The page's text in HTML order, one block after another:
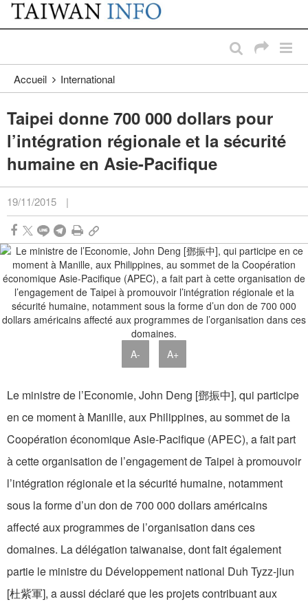
Passer au contenu principal
:::
Accueil International
Taipei donne 700 000 dollars pour
l’intégration régionale et la sécurité
humaine en Asie-Pacifique
19/11/2015 |
A- A+
Le ministre de l’Economie, John Deng [鄧振中], qui participe
en ce moment à Manille, aux Philippines, au sommet de la
Coopération économique Asie-Pacifique (APEC), a fait part
à cette organisation de l’engagement de Taipei à promouvoir
l’intégration régionale et la sécurité humaine, notamment
sous la forme d’un don de 700 000 dollars américains
affecté aux programmes de l’organisation dans ces
domaines. La délégation taiwanaise, dont fait également
partie le ministre du Développement national Duh Tyzz-jiun
[杜紫軍], a aussi déclaré que les projets contribuant aux